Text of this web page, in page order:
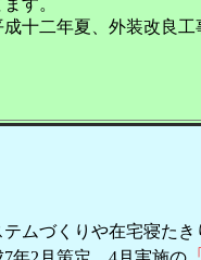
す。
成十二年夏、外装改良
ムづくりや在宅寝た